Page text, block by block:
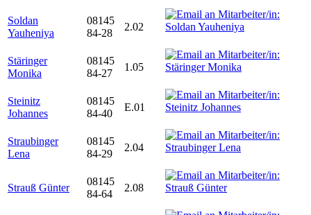
Soldan
Yauheniya
08145
84-28
2.02
Stäringer
Monika
08145
84-27
1.05
Steinitz
Johannes
08145
84-40
E.01
Straubinger
Lena
08145
84-29
2.04
Strauß Günter
08145
84-64
2.08